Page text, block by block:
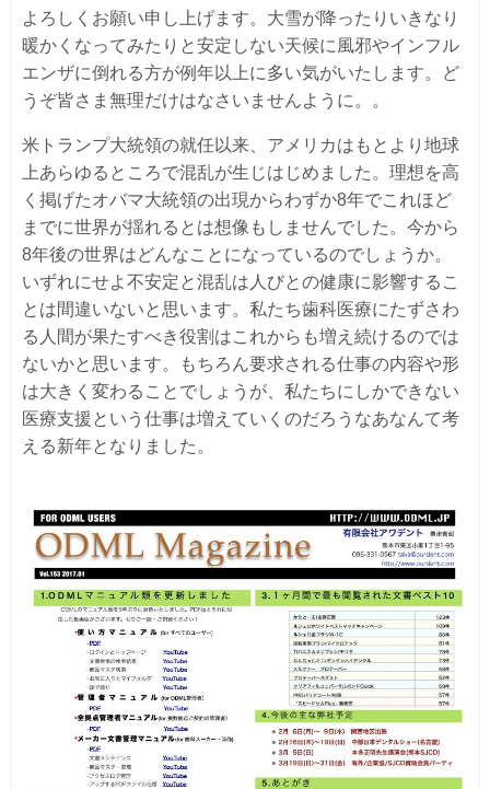
よろしくお願い申し上げます。大雪が降ったりいきなり
暖かくなってみたりと安定しない天候に風邪やインフル
エンザに倒れる方が例年以上に多い気がいたします。ど
うぞ皆さま無理だけはなさいませんように。。
米トランプ大統領の就任以来、アメリカはもとより地球
上あらゆるところで混乱が生じはじめました。理想を高
く掲げたオバマ大統領の出現からわずか8年でこれほど
までに世界が揺れるとは想像もしませんでした。今から
8年後の世界はどんなことになっているのでしょうか。
いずれにせよ不安定と混乱は人びとの健康に影響するこ
とは間違いないと思います。私たち歯科医療にたずさわ
る人間が果たすべき役割はこれからも増え続けるのでは
ないかと思います。もちろん要求される仕事の内容や形
は大きく変わることでしょうが、私たちにしかできない
医療支援という仕事は増えていくのだろうなあなんて考
える新年となりました。